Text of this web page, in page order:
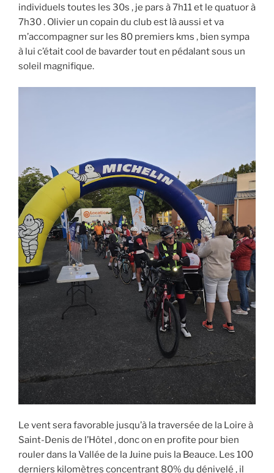
individuels toutes les 30s , je pars à 7h11 et le quatuor à
7h30 . Olivier un copain du club est là aussi et va
m’accompagner sur les 80 premiers kms , bien sympa
à lui c’était cool de bavarder tout en pédalant sous un
soleil magnifique.
Le vent sera favorable jusqu’à la traversée de la Loire à
Saint-Denis de l’Hôtel , donc on en profite pour bien
rouler dans la Vallée de la Juine puis la Beauce. Les 100
derniers kilomètres concentrant 80% du dénivelé , il